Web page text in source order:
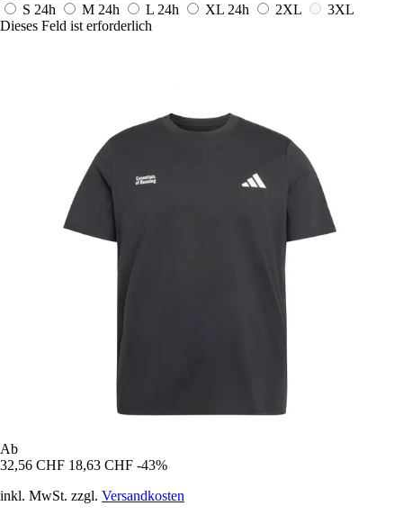
S 24h M 24h L 24h XL 24h 2XL
3XL
Dieses Feld ist erforderlich
Ab
32,56 CHF 18,63 CHF -43%
inkl. MwSt. zzgl. Versandkosten